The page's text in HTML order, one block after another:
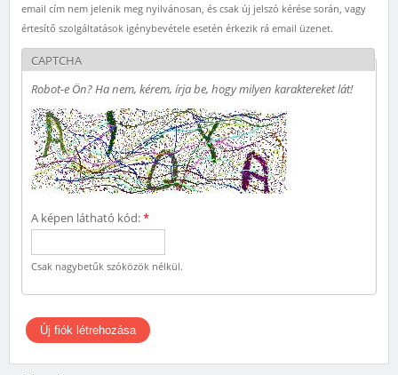
email cím nem jelenik meg nyilvánosan, és csak új jelszó kérése során, vagy
értesítő szolgáltatások igénybevétele esetén érkezik rá email üzenet.
CAPTCHA
Robot-e Ön? Ha nem, kérem, írja be, hogy milyen karaktereket lát!
A képen látható kód:*
Csak nagybetűk szóközök nélkül.